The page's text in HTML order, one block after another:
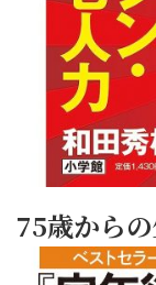
75歳から